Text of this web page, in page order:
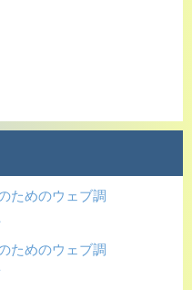
ためのウェブ調
ためのウェブ調